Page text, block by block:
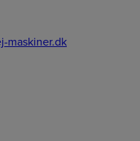
maskiner.dk